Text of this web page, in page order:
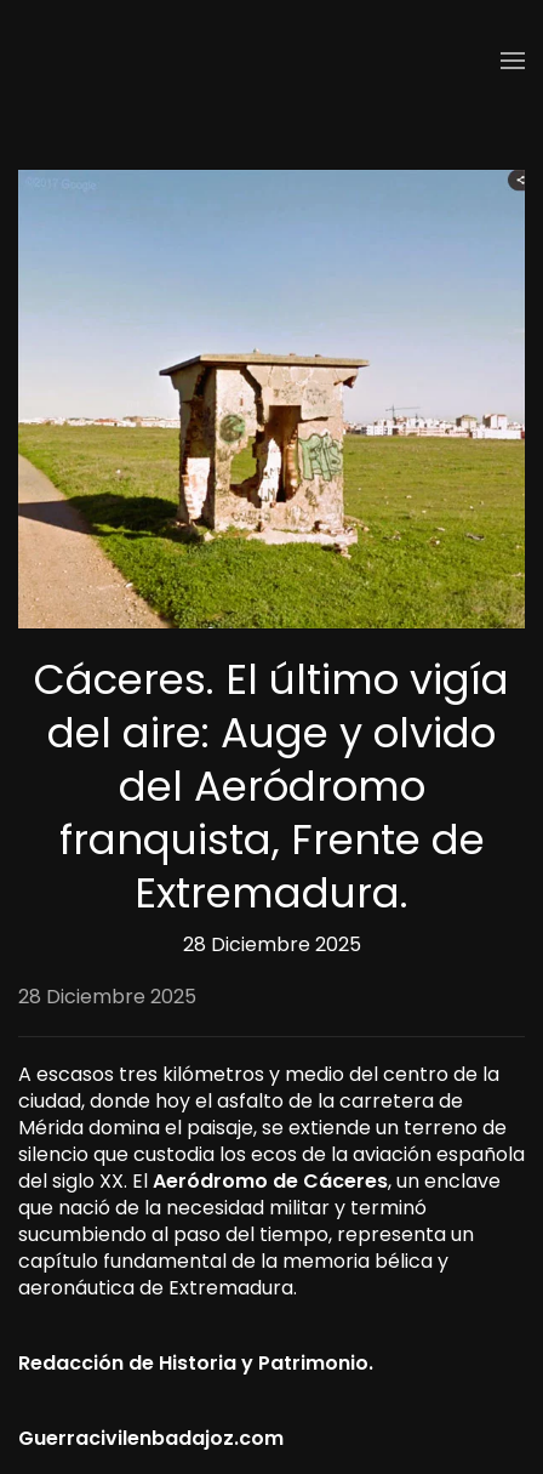
Cáceres. El último vigía
del aire: Auge y olvido
del Aeródromo
franquista, Frente de
Extremadura.
28 Diciembre 2025
28 Diciembre 2025
A escasos tres kilómetros y medio del centro de la
ciudad, donde hoy el asfalto de la carretera de
Mérida domina el paisaje, se extiende un terreno de
silencio que custodia los ecos de la aviación española
del siglo XX. ElAeródromo de Cáceres, un enclave
que nació de la necesidad militar y terminó
sucumbiendo al paso del tiempo, representa un
capítulo fundamental de la memoria bélica y
aeronáutica de Extremadura.
Redacción de Historia y Patrimonio.
Guerracivilenbadajoz.com